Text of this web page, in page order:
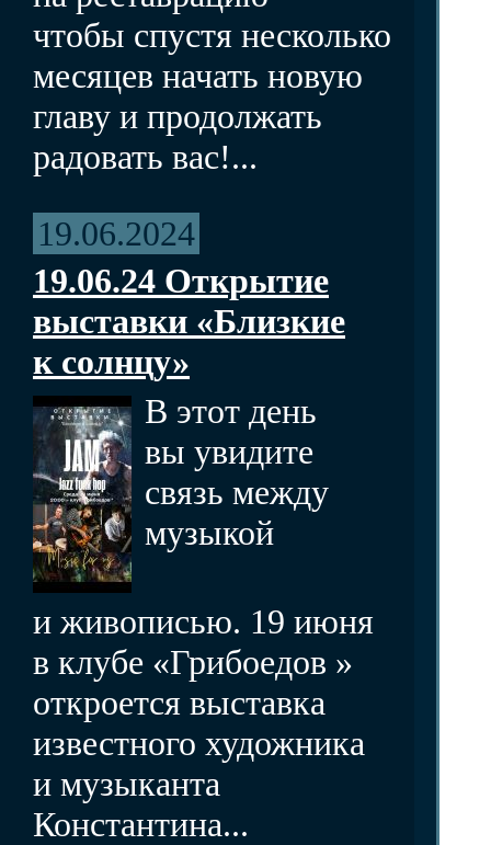
чтобы спустя несколько
месяцев начать новую
главу и продолжать
радовать вас!...
19.06.2024
19.06.24 Открытие
выставки «Близкие
к солнцу»
В этот день
вы увидите
связь между
музыкой
и живописью. 19 июня
в клубе «Грибоедов »
откроется выставка
известного художника
и музыканта
Константина...